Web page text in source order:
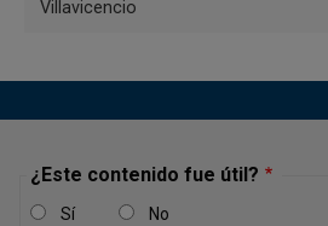
Villavicencio
¿Este contenido fue útil?
Sí No